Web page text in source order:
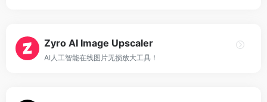
Zyro AI Image Upscaler
AI人工智能在线图片无损放大工具！